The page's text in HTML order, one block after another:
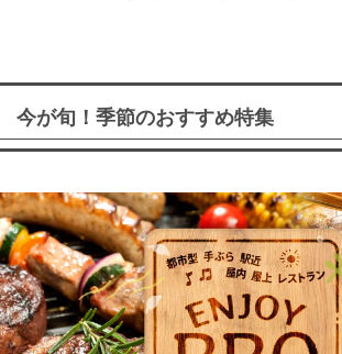
今が旬！季節のおすすめ特集